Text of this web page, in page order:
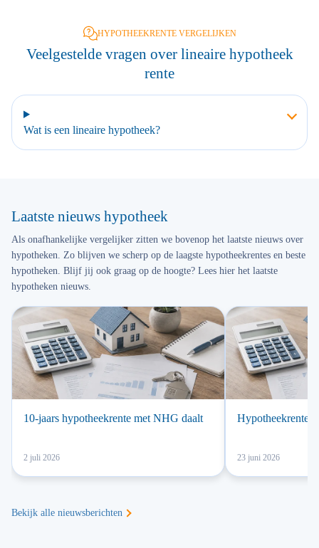
HYPOTHEEKRENTE VERGELIJKEN
Veelgestelde vragen over lineaire hypotheek
rente
Wat is een lineaire hypotheek?
Laatste nieuws hypotheek
Als onafhankelijke vergelijker zitten we bovenop het laatste nieuws over
hypotheken. Zo blijven we scherp op de laagste hypotheekrentes en beste
hypotheken. Blijf jij ook graag op de hoogte? Lees hier het laatste
hypotheken nieuws.
10-jaars hypotheekrente met NHG daalt
2 juli 2026
Hypotheekrente
23 juni 2026
Bekijk alle nieuwsberichten